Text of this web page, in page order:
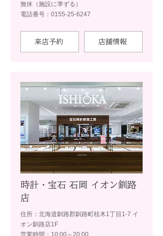
無休（施設に準ずる）
電話番号：0155-25-6247
来店予約 店舗情報
時計・宝石 石岡 イオン釧路
店
住所：北海道釧路郡釧路町桂木1丁目1-7 イ
オン釧路店1F
営業時間：10:00～20:00